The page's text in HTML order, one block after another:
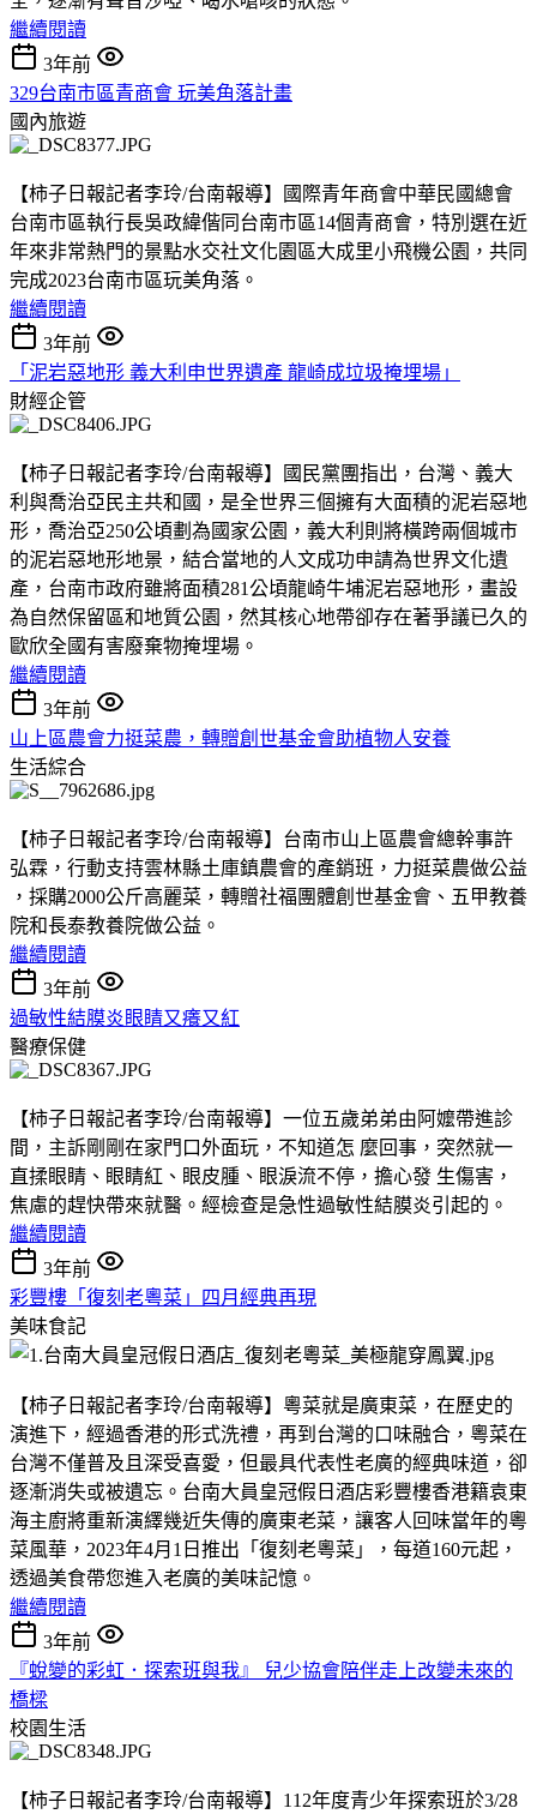
繼續閱讀
3年前
329台南市區青商會 玩美角落計畫
國內旅遊
【柿子日報記者李玲/台南報導】國際青年商會中華民國總會
台南市區執行長吳政緯偕同台南市區14個青商會，特別選在近
年來非常熱門的景點水交社文化園區大成里小飛機公園，共同
完成2023台南市區玩美角落。
繼續閱讀
3年前
「泥岩惡地形 義大利申世界遺產 龍崎成垃圾掩埋場」
財經企管
【柿子日報記者李玲/台南報導】國民黨團指出，台灣、義大
利與喬治亞民主共和國，是全世界三個擁有大面積的泥岩惡地
形，喬治亞250公頃劃為國家公園，義大利則將橫跨兩個城市
的泥岩惡地形地景，結合當地的人文成功申請為世界文化遺
產，台南市政府雖將面積281公頃龍崎牛埔泥岩惡地形，畫設
為自然保留區和地質公園，然其核心地帶卻存在著爭議已久的
歐欣全國有害廢棄物掩埋場。
繼續閱讀
3年前
山上區農會力挺菜農，轉贈創世基金會助植物人安養
生活綜合
【柿子日報記者李玲/台南報導】台南市山上區農會總幹事許
弘霖，行動支持雲林縣土庫鎮農會的產銷班，力挺菜農做公益
，採購2000公斤高麗菜，轉贈社福團體創世基金會、五甲教養
院和長泰教養院做公益。
繼續閱讀
3年前
過敏性結膜炎眼睛又癢又紅
醫療保健
【柿子日報記者李玲/台南報導】一位五歲弟弟由阿嬤帶進診
間，主訴剛剛在家門口外面玩，不知道怎 麼回事，突然就一
直揉眼睛、眼睛紅、眼皮腫、眼淚流不停，擔心發 生傷害，
焦慮的趕快帶來就醫。經檢查是急性過敏性結膜炎引起的。
繼續閱讀
3年前
彩豐樓「復刻老粵菜」四月經典再現
美味食記
【柿子日報記者李玲/台南報導】粵菜就是廣東菜，在歷史的
演進下，經過香港的形式洗禮，再到台灣的口味融合，粵菜在
台灣不僅普及且深受喜愛，但最具代表性老廣的經典味道，卻
逐漸消失或被遺忘。台南大員皇冠假日酒店彩豐樓香港籍袁東
海主廚將重新演繹幾近失傳的廣東老菜，讓客人回味當年的粵
菜風華，2023年4月1日推出「復刻老粵菜」，每道160元起，
透過美食帶您進入老廣的美味記憶。
繼續閱讀
3年前
『蛻變的彩虹．探索班與我』 兒少協會陪伴走上改變未來的
橋樑
校園生活
【柿子日報記者李玲/台南報導】112年度青少年探索班於3/28